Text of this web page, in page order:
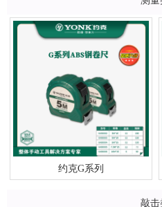
约克G系列
敲击